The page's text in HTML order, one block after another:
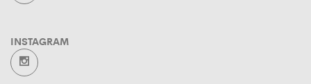
INSTAGRAM